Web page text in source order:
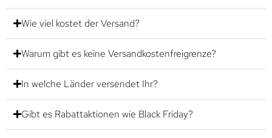
Wie viel kostet der Versand?
Warum gibt es keine Versandkostenfreigrenze?
In welche Länder versendet Ihr?
Gibt es Rabattaktionen wie Black Friday?